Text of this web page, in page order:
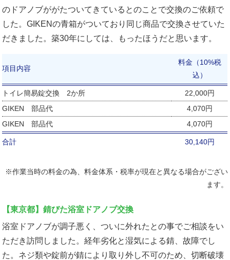
のドアノブががたついてきているとのことで交換のご依頼で
した。GIKENの青箱がついており同じ商品で交換させていた
だきました。築30年にしては、もったほうだと思います。
項目内容
料金（10%税
込）
トイレ簡易錠交換 2か所
22,000円
GIKEN 部品代
4,070円
GIKEN 部品代
4,070円
合計 30,140円
※作業当時の料金の為、料金体系・税率が現在と異なる場合がござい
ます。
【東京都】錆びた浴室ドアノブ交換
浴室ドアノブが調子悪く、ついに外れたとの事でご相談をい
ただき訪問しました。経年劣化と湿気による錆、故障でし
た。ネジ類や錠前が錆により取り外し不可のため、切断破壊